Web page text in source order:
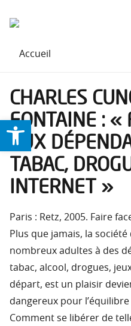
Ouvrir la barre d’outils
CHARLES
FONTAINE : «
AUX
TABAC,
INTERNET »
Paris : Retz, 2005. Faire
Plus que jamais, la société
nombreux adultes à des
tabac, alcool, drogues,
départ, est un plaisir
dangereux pour
Comment se libérer de